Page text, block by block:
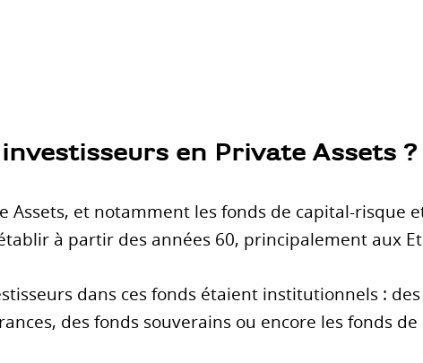
en Private Assets ?
Assets, et notamment les fonds de capital-risque
à partir des années 60, principalement aux
dans ces fonds étaient institutionnels :
des fonds souverains ou encore les fonds